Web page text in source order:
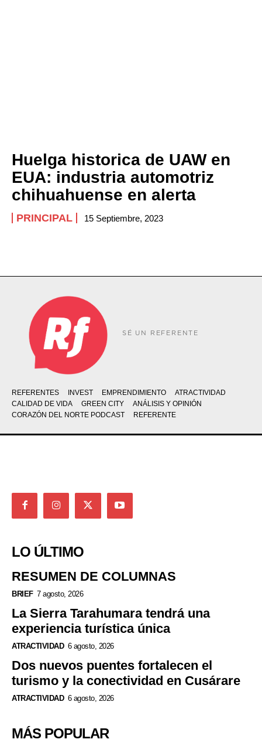
Huelga historica de UAW en
EUA: industria automotriz
chihuahuense en alerta
PRINCIPAL 15 Septiembre, 2023
SÉ UN REFERENTE
REFERENTES INVEST EMPRENDIMIENTO
ATRACTIVIDAD
CALIDAD DE VIDA
GREEN CITY
ANÁLISIS Y OPINIÓN
CORAZÓN DEL NORTE PODCAST
REFERENTE
LO ÚLTIMO
RESUMEN DE COLUMNAS
BRIEF 7 agosto, 2026
La Sierra Tarahumara tendrá una
experiencia turística única
ATRACTIVIDAD 6 agosto, 2026
Dos nuevos puentes fortalecen el
turismo y la conectividad en Cusárare
ATRACTIVIDAD 6 agosto, 2026
MÁS POPULAR